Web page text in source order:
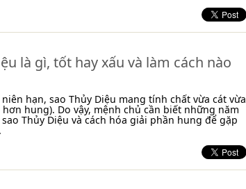
là gì, tốt hay xấu và làm cách nào
hạn, sao Thủy Diệu mang tính chất vừa cát vừa
hung). Do vậy, mệnh chủ cần biết những năm
Thủy Diệu và cách hóa giải phần hung để gặp